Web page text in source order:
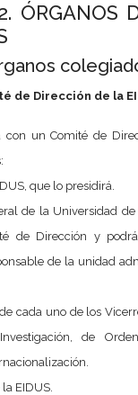
ÓRGANOS
de Dirección de la
con un Comité de
que lo presidirá.
de la Universidad
de Dirección y
de la unidad
cada uno de los
de
EIDUS.